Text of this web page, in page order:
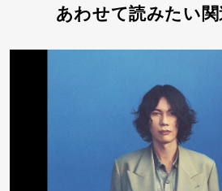
あわせて読みたい